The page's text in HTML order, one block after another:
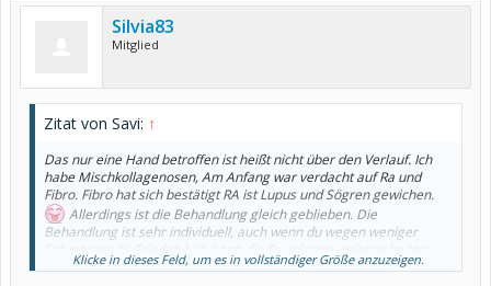
Silvia83
Mitglied
Zitat von Savi: ↑
Das nur eine Hand betroffen ist heißt nicht über den Verlauf. Ich
habe Mischkollagenosen, Am Anfang war verdacht auf Ra und
Fibro. Fibro hat sich bestätigt RA ist Lupus und Sögren gewichen.
Allerdings ist die Behandlung gleich geblieben. Die
Behandlung ist sehr individuell, auch wenn du wegen weniger
Das heißt nicht das deine Ra schlimmer ist, nur das du
Klicke in dieses Feld, um es in vollständiger Größe anzuzeigen.